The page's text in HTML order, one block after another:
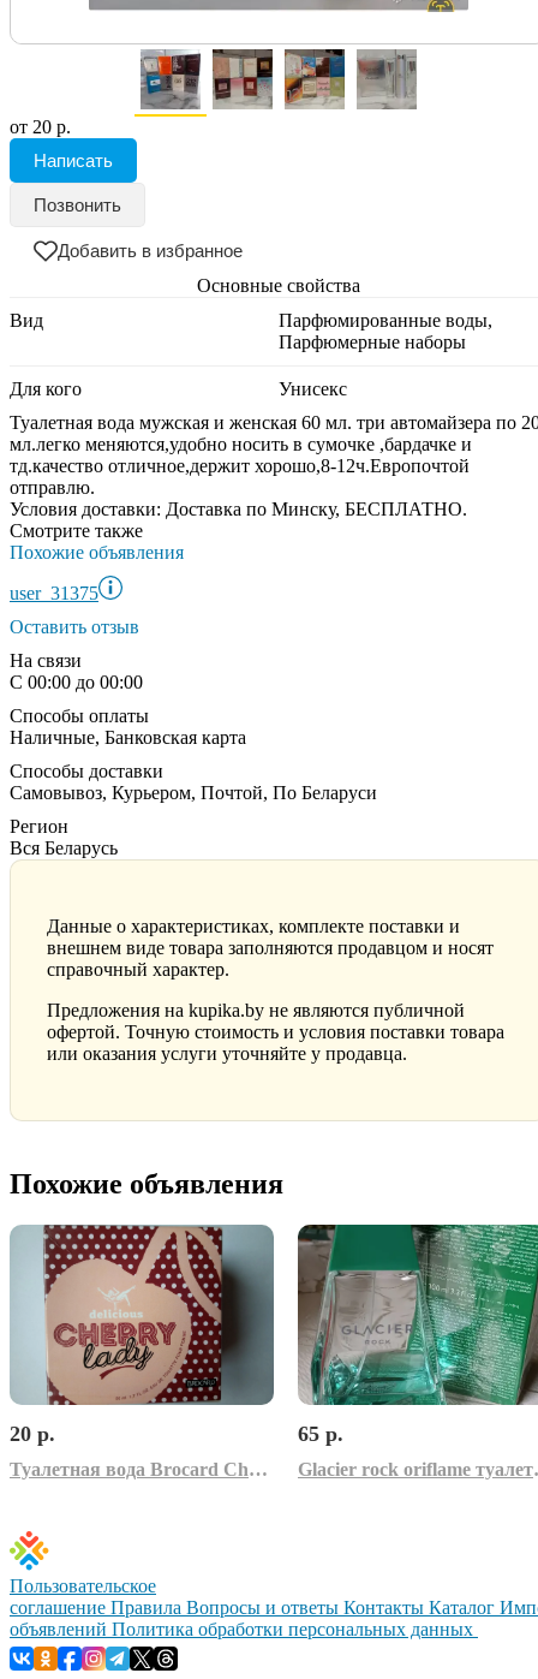
от 20 р.
Написать
Позвонить
Добавить в избранное
Основные свойства
Вид
Парфюмированные воды,
Парфюмерные наборы
Для кого
Унисекс
Туалетная вода мужская и женская 60 мл. три автомайзера по
мл.легко меняются,удобно носить в сумочке ,бардачке и
тд.качество отличное,держит хорошо,8-12ч.Европочтой
отправлю.
Условия доставки: Доставка по Минску, БЕСПЛАТНО.
Смотрите также
Похожие объявления
user_31375
Оставить отзыв
На связи
С 00:00 до 00:00
Способы оплаты
Наличные, Банковская карта
Способы доставки
Самовывоз, Курьером, Почтой, По Беларуси
Регион
Вся Беларусь
Данные о характеристиках, комплекте поставки и
внешнем виде товара заполняются продавцом и носят
справочный характер.
Предложения на kupika.by не являются публичной
офертой. Точную стоимость и условия поставки товара
или оказания услуги уточняйте у продавца.
Похожие объявления
20 р.
Туалетная вода Brocard Cherry Lady Delicious
65 р.
Пользовательское
соглашение Правила Вопросы и ответы Контакты Каталог
объявлений Политика обработки персональных данных